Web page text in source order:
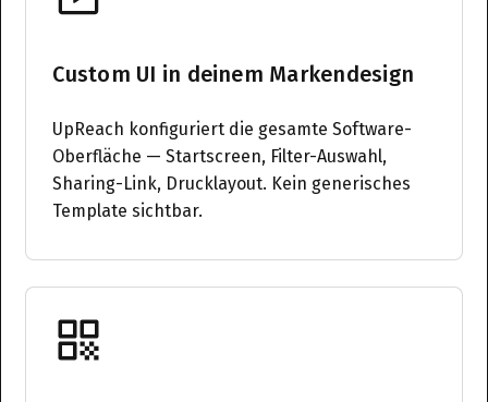
Custom UI in deinem Markendesign
UpReach konfiguriert die gesamte Software-
Oberfläche — Startscreen, Filter-Auswahl,
Sharing-Link, Drucklayout. Kein generisches
Template sichtbar.